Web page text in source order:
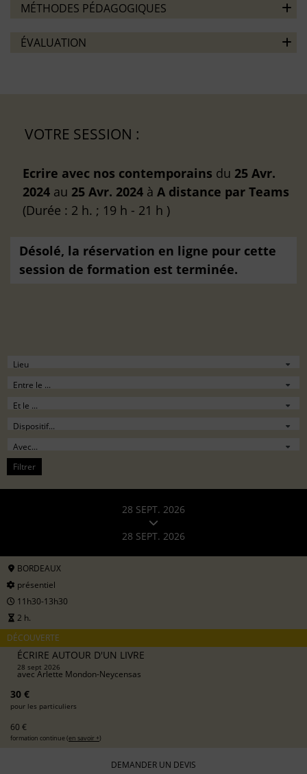
MÉTHODES PÉDAGOGIQUES
ÉVALUATION
VOTRE SESSION :
Ecrire avec nos contemporains du 25 Avr.
2024 au 25 Avr. 2024 à A distance par Teams
(Durée : 2 h. ; 19 h - 21 h )
Désolé, la réservation en ligne pour cette
session de formation est terminée.
Filtrer
28 SEPT. 2026
28 SEPT. 2026
BORDEAUX
présentiel
11h30-13h30
2 h.
DÉCOUVERTE
ÉCRIRE AUTOUR D'UN LIVRE
28 sept 2026
avecArlette Mondon-Neycensas
30 €
pour les particuliers
60 €
formation continue (en savoir +)
DEMANDER UN DEVIS